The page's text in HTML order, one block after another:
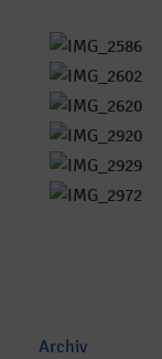
Category
Archiv